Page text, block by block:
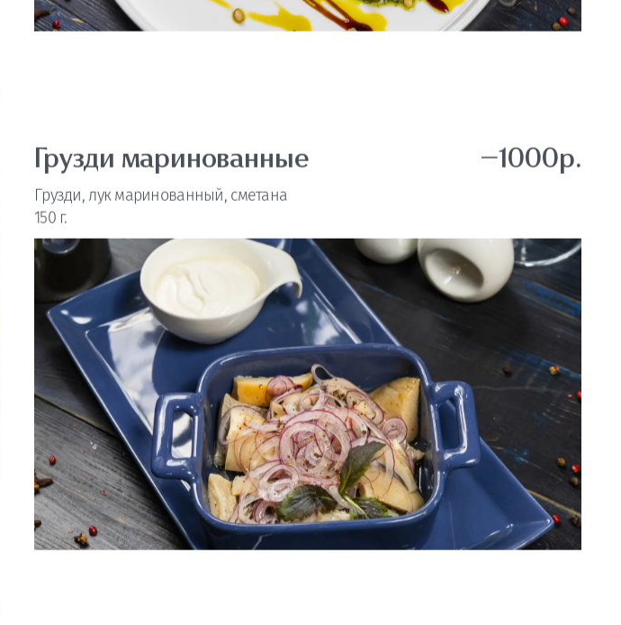
Грузди маринованные
Грузди, лук маринованный, сметана
150 г.
—1000р.